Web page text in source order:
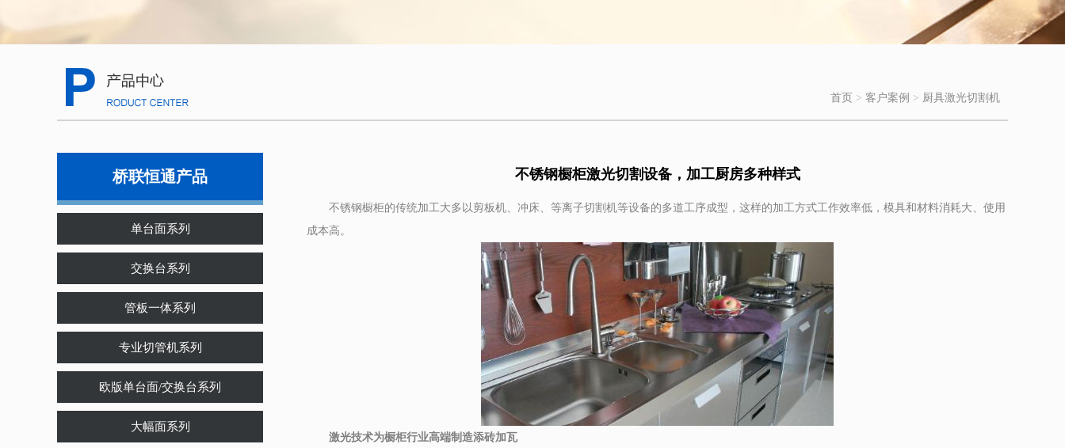
首页 > 客户案例 > 厨具激光切割机
不锈钢橱柜激光切割设备，加工厨房多种样式
不锈钢橱柜的传统加工大多以剪板机、冲床、等离子切割机等设备的多道工序成型，这样的加工方式工作效率低，模具和材料消耗大、使用
成本高。
激光技术为橱柜行业高端制造添砖加瓦
桥联恒通产品
单台面系列
交换台系列
管板一体系列
专业切管机系列
欧版单台面/交换台系列
大幅面系列